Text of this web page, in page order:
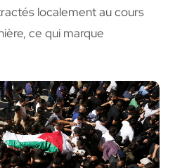
localement au cours
ce qui marque